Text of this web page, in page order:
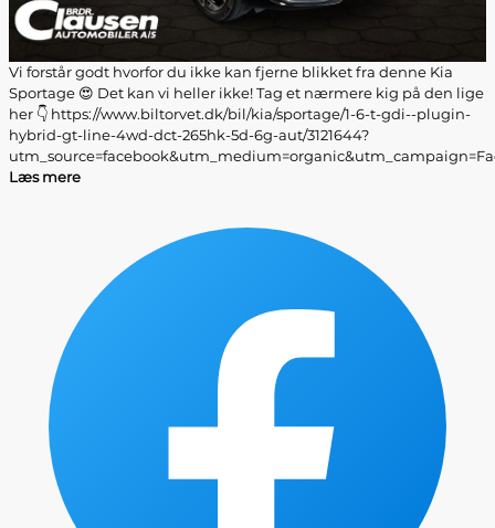
Vi forstår godt hvorfor du ikke kan fjerne blikket fra denne Kia
Sportage 😍 Det kan vi heller ikke! Tag et nærmere kig på den lige
her 👇 https://www.biltorvet.dk/bil/kia/sportage/1-6-t-gdi--plugin-
hybrid-gt-line-4wd-dct-265hk-5d-6g-aut/3121644?
Læs mere